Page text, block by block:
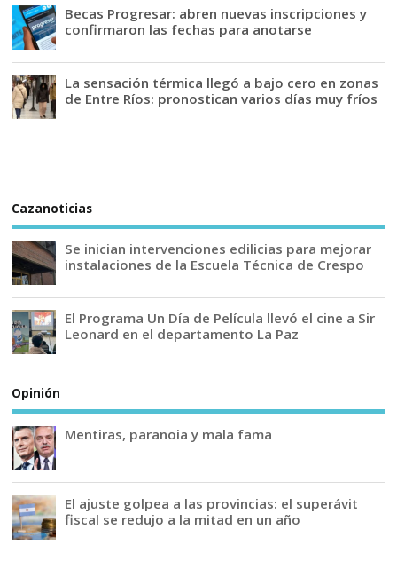
Becas Progresar: abren nuevas inscripciones y
confirmaron las fechas para anotarse
La sensación térmica llegó a bajo cero en zonas
de Entre Ríos: pronostican varios días muy fríos
Cazanoticias
Se inician intervenciones edilicias para mejorar
instalaciones de la Escuela Técnica de Crespo
El Programa Un Día de Película llevó el cine a Sir
Leonard en el departamento La Paz
Opinión
Mentiras, paranoia y mala fama
El ajuste golpea a las provincias: el superávit
fiscal se redujo a la mitad en un año